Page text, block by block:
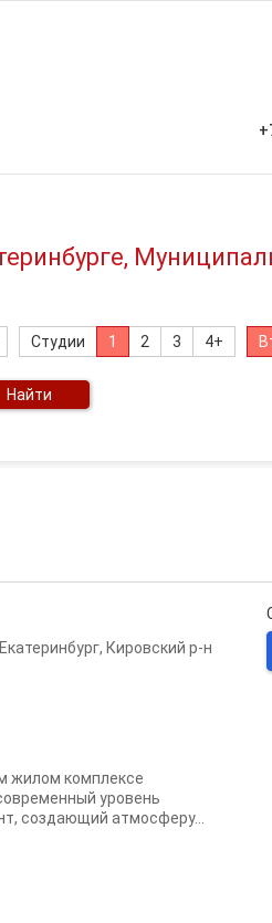
Студии 1 2 3 4+
Найти
Екатеринбург, Кировский р-н
жилом комплексе
уровень
создающий атмосферу...